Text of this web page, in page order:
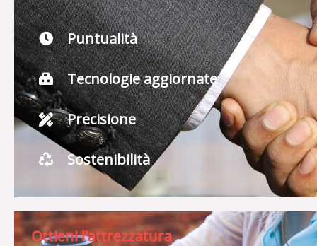
Puntualità
Tecnologie aggiornate
Precisione
Sostenibilità
Ottieni l'attrezzatura